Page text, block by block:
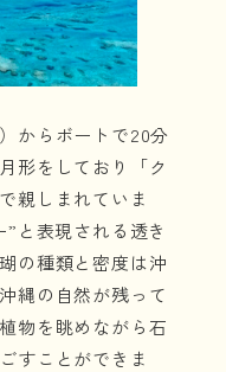
からボートで20分
形をしており「ク
親しまれていま
と表現される透き
の種類と密度は沖
縄の自然が残って
物を眺めながら石
すことができま